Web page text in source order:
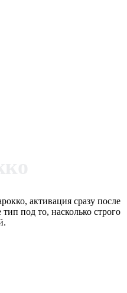
активация сразу после
под то, насколько строго